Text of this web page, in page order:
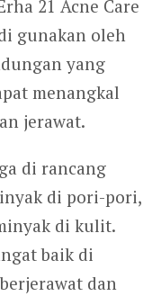
21 Acne Care
gunakan oleh
yang
menangkal
jerawat.
di rancang
di pori-pori,
di kulit.
baik di
dan